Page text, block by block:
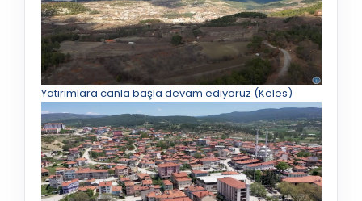
Yatırımlara canla başla devam ediyoruz (Keles)